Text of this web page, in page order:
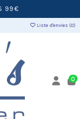
99€
Liste d'envies (0)
0